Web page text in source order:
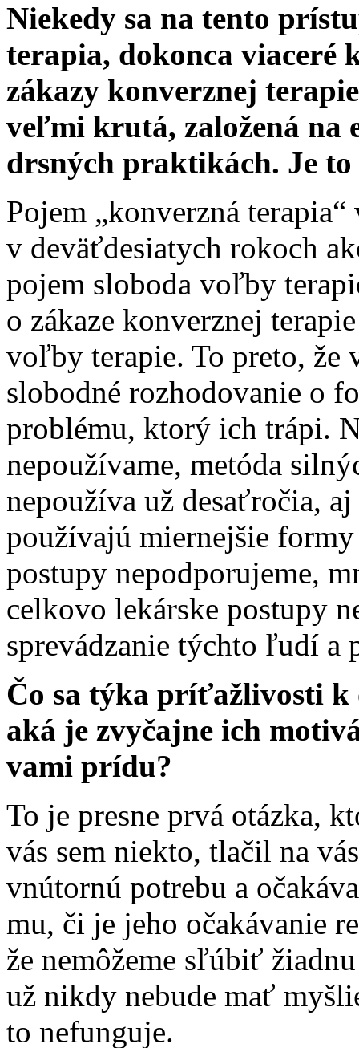
Niekedy sa na tento
terapia, dokonca
zákazy konverznej
veľmi krutá, založená na
drsných praktikách. Je
Pojem „konverzná
v deväťdesiatych rokoch
pojem sloboda voľby
o zákaze konverznej
voľby terapie. To preto,
slobodné rozhodovanie o
problému, ktorý ich trápi.
nepoužívame, metóda
nepoužíva už desaťročia,
používajú miernejšie
postupy nepodporujeme,
celkovo lekárske postupy
sprevádzanie týchto ľudí a
Čo sa týka príťažlivosti k
aká je zvyčajne ich
vami prídu?
To je presne prvá otázka,
vás sem niekto, tlačil na
vnútornú potrebu a
mu, či je jeho očakávanie
že nemôžeme sľúbiť
už nikdy nebude mať
to nefunguje.